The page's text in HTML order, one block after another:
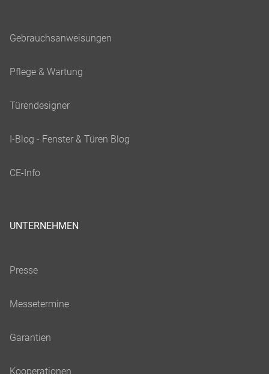
UNTERNEHMEN